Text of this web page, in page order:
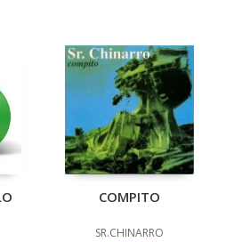
COMPITO
SR.CHINARRO